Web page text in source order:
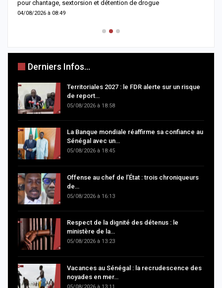
pour chantage, sextorsion et détention de drogue
04/08/2026 à 08:49
Derniers Infos...
Territoriales 2027 : le FDR alerte sur un risque
de report…
05/08/2026 à 18:58
La Banque mondiale réaffirme sa confiance au
Sénégal avec un…
05/08/2026 à 18:45
Offense au chef de l’État : trois chroniqueurs
de…
05/08/2026 à 16:13
Respect de la dignité des détenus : le
ministère de la…
05/08/2026 à 13:23
Vacances au Sénégal : la recrudescence des
noyades en mer…